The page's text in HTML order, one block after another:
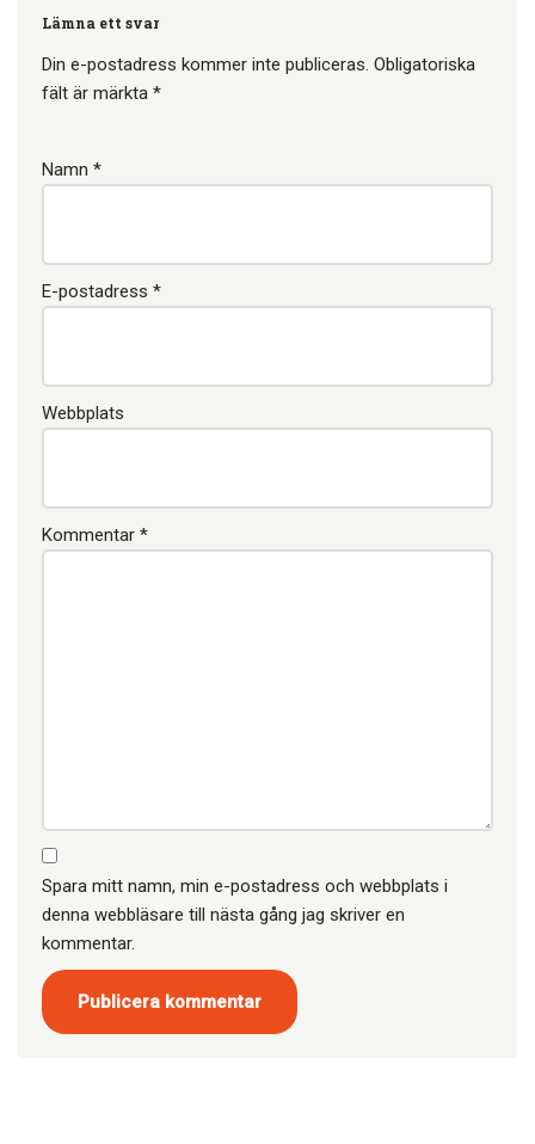
Lämna ett svar
Din e-postadress kommer inte publiceras. Obligatoriska
fält är märkta *
Namn *
E-postadress *
Webbplats
Kommentar *
Spara mitt namn, min e-postadress och webbplats i
denna webbläsare till nästa gång jag skriver en
kommentar.